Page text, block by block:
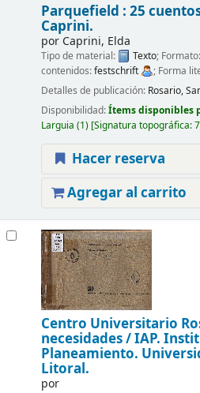
Parquefield : 25
Caprini.
por Caprini, Elda
Tipo de material: Texto; Formato:
contenidos:festschrift ; Forma
Detalles de publicación: Rosario,
Disponibilidad:Ítems disponibles
Larguia (1) Signatura topográfica:
Hacer reserva
Agregar al carrito
Centro Universitario
necesidades /IAP.
Planeamiento.
Litoral.
por